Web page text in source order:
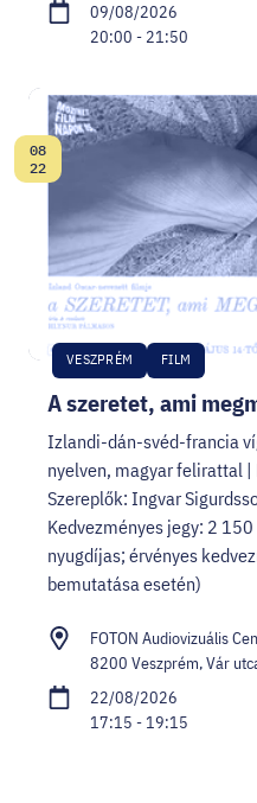
09/08/2026
20:00 - 21:50
A szeretet, ami
VESZPRÉM FILM
Date:
08
22
Izlandi-dán-svéd-francia
nyelven, magyar felirattal |
Szereplők: Ingvar
Kedvezményes jegy: 2
nyugdíjas; érvényes
bemutatása esetén)
FOTON Audiovizuális
8200 Veszprém, Vár
22/08/2026
17:15 - 19:15